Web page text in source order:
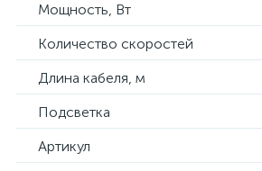
Мощность, Вт
Количество скоростей
Длина кабеля, м
Подсветка
Артикул